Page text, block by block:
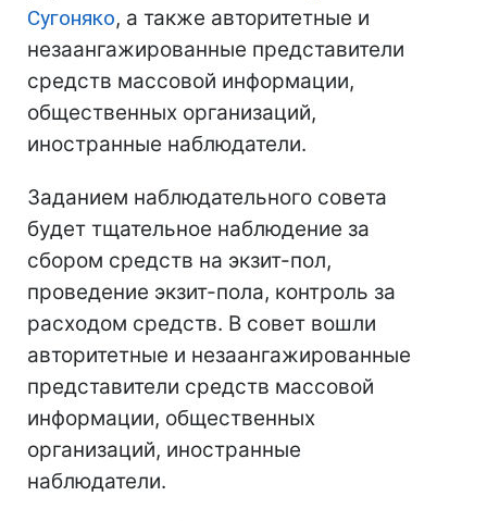
Сугоняко, а также авторитетные и
незаангажированные представители
средств массовой информации,
общественных организаций,
иностранные наблюдатели.
Заданием наблюдательного совета
будет тщательное наблюдение за
сбором средств на экзит-пол,
проведение экзит-пола, контроль за
расходом средств. В совет вошли
авторитетные и незаангажированные
представители средств массовой
информации, общественных
организаций, иностранные
наблюдатели.